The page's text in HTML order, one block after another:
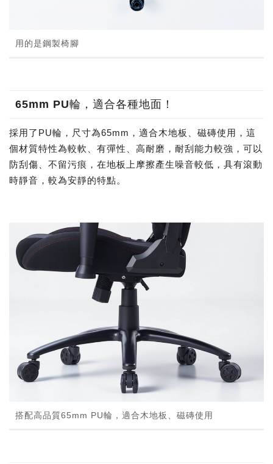
用的是鋼製椅腳
65mm PU輪，適合各種地面！
採用了PU輪，尺寸為65mm，適合木地板、磁磚使用，這
個材質特性為較軟、有彈性、高耐磨，耐刮能力較強，可以
防刮傷、不留污痕，在地板上摩擦產生噪音較低，具有滾動
時靜音，較為安靜的特點。
搭配高品質65mm PU輪，適合木地板、磁磚使用